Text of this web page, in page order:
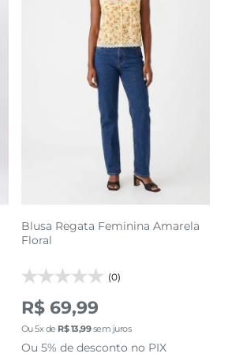
M
adicionar a sacola
Blusa Regata Feminina Amarela
Floral
(0)
R$ 69,99
Ou5x de R$13,99sem juros
Ou 5% de desconto no PIX